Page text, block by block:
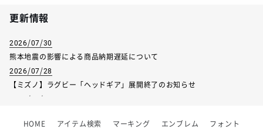
更新情報
2026/07/30
熊本地震の影響による商品納期遅延について
2026/07/28
【ミズノ】ラグビー「ヘッドギア」展開終了のお知らせ
2026/07/01
2026/06/09
HOME アイテム検索 マーキング エンブレム フォント